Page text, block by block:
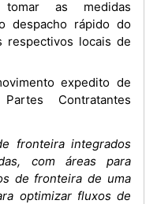
tomar as medidas
despacho rápido do
respectivos locais de
Contratantes
fronteira integrados
com áreas para
de fronteira de uma
optimizar fluxos de